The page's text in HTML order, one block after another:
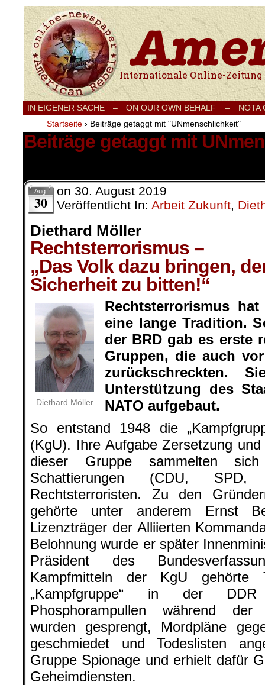
Internationale Onlinezeitung für Frieden,
IN EIGENER SACHE – ON OUR OWN BEHALF –
NOTA
Startseite › Beiträge getaggt mit "UNmenschlichkeit"
Beiträge getaggt mit
Aug.
30
on 30. August 2019
Veröffentlicht In: Arbeit Zukunft,
Diethard Möller
Rechtsterrorismus –
„Das Volk dazu bringen,
Sicherheit zu bitten!“
Diethard Möller
Rechtsterrorismus
eine lange Tradition.
der BRD gab es erste
Gruppen, die auch
zurückschreckten.
Unterstützung des
NATO aufgebaut.
So entstand 1948 die
(KgU). Ihre Aufgabe Zersetzung
dieser Gruppe sammelten sich
Schattierungen (CDU,
Rechtsterroristen. Zu den
gehörte unter anderem Ernst
Lizenzträger der Alliierten
Belohnung wurde er später
Präsident des
Kampfmitteln der KgU
„Kampfgruppe“ in der DDR
Phosphorampullen während der
wurden gesprengt, Mordpläne
geschmiedet und Todeslisten
Gruppe Spionage und erhielt dafür
Geheimdiensten.